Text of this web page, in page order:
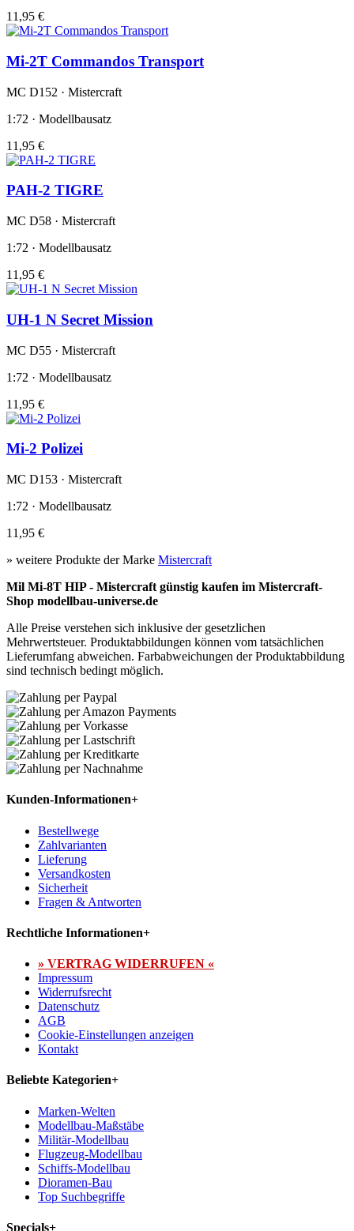
11,95 €
Mi-2T Commandos Transport
MC D152 · Mistercraft
1:72 · Modellbausatz
11,95 €
PAH-2 TIGRE
MC D58 · Mistercraft
1:72 · Modellbausatz
11,95 €
UH-1 N Secret Mission
MC D55 · Mistercraft
1:72 · Modellbausatz
11,95 €
Mi-2 Polizei
MC D153 · Mistercraft
1:72 · Modellbausatz
11,95 €
» weitere Produkte der Marke Mistercraft
Mil Mi-8T HIP - Mistercraft günstig kaufen im Mistercraft-
Shop modellbau-universe.de
Alle Preise verstehen sich inklusive der gesetzlichen
Mehrwertsteuer. Produktabbildungen können vom tatsächlichen
Lieferumfang abweichen. Farbabweichungen der Produktabbildung
sind technisch bedingt möglich.
Kunden-Informationen+
Bestellwege
Zahlvarianten
Lieferung
Versandkosten
Sicherheit
Fragen & Antworten
Rechtliche Informationen+
» VERTRAG WIDERRUFEN «
Impressum
Widerrufsrecht
Datenschutz
AGB
Cookie-Einstellungen anzeigen
Kontakt
Beliebte Kategorien+
Marken-Welten
Modellbau-Maßstäbe
Militär-Modellbau
Flugzeug-Modellbau
Schiffs-Modellbau
Dioramen-Bau
Top Suchbegriffe
Specials+